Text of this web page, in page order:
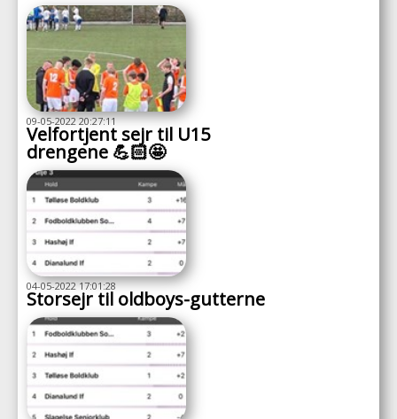
09-05-2022 20:27:11
Velfortjent sejr til U15
drengene 💪🏻🤩
04-05-2022 17:01:28
Storsejr til oldboys-gutterne